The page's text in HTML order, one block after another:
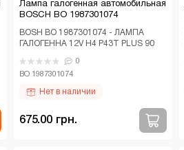
Лампа галогенная автомобильная
BOSCH BO 1987301074
BOSH BO 1987301074 - ЛАМПА
ГАЛОГЕННА 12V H4 P43T PLUS 90
0
BO 1987301074
Нет в наличии
675.00 грн.